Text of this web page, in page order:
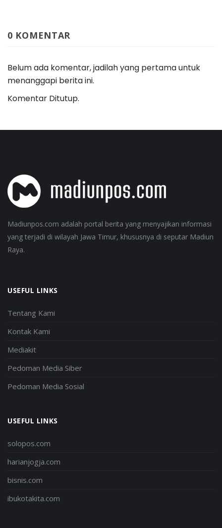
0 KOMENTAR
Belum ada komentar, jadilah yang pertama untuk
menanggapi berita ini.
Komentar Ditutup.
Madiunpos.com adalah portal berita yang menyajikan informasi
yang terjadi di wilayah Jawa Timur, khususnya di seputar Madiun
Raya.
USEFUL LINKS
Tentang Kami
Kontak Kami
Mediakit
Pedoman Media Siber
Pedoman Media Sosial
USEFUL LINKS
solopos.com
harianjogja.com
bisnis.com
ibukotakita.com